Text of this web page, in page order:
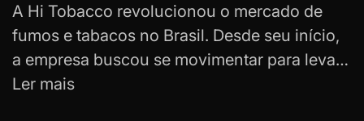
A Hi Tobacco revolucionou o mercado de
fumos e tabacos no Brasil. Desde seu início,
a empresa buscou se movimentar para levar
seu produto pelas estradas do país.
Ler mais